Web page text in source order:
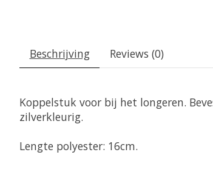
Beschrijving Reviews (0)
Koppelstuk voor bij het longeren.
zilverkleurig.
Lengte polyester: 16cm.